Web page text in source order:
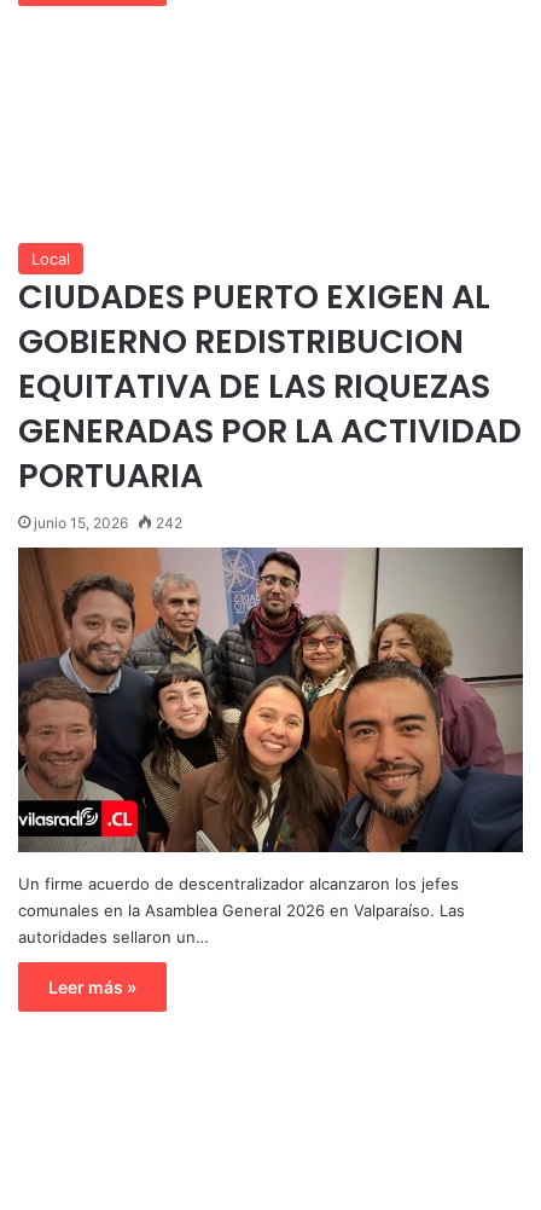
Local
CIUDADES PUERTO EXIGEN AL
GOBIERNO REDISTRIBUCION
EQUITATIVA DE LAS RIQUEZAS
GENERADAS POR LA ACTIVIDAD
PORTUARIA
junio 15, 2026 242
Un firme acuerdo de descentralizador alcanzaron los jefes
comunales en la Asamblea General 2026 en Valparaíso. Las
autoridades sellaron un…
Leer más »